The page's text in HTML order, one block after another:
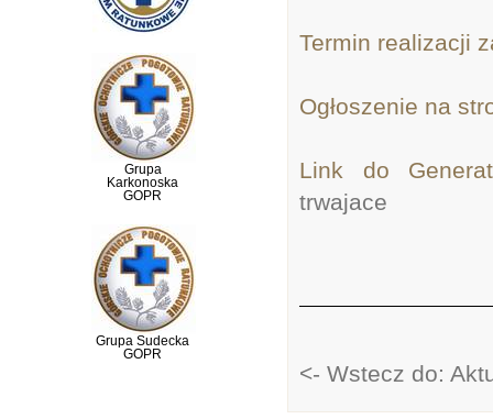
Grupa
Karkonoska
GOPR
Grupa Sudecka
GOPR
Termin realizacji
Ogłoszenie na
Link do
trwajace
<- Wstecz do: